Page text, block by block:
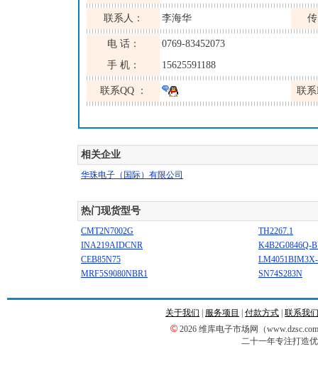
联系人： 李海华
电 话：
0769-83452073
手 机：
15625591188
联系QQ ： 联
相关企业
华珠电子（国际）有限公司
热门现货型号
CMT2N7002G
TH2267.1
INA219AIDCNR
K4B2G0846Q-
CEB85N75
MRF5S9080NBR1
SN74S283N
关于我们 服务项目 付款方式 联系我们
© 2026 维库电子市场网（
二十一年专注打造